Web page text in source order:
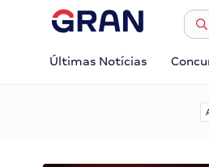
Últimas Notícias